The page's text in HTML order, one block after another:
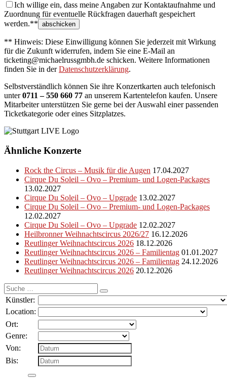
Ich willige ein, dass meine Angaben zur Kontaktaufnahme und
Zuordnung für eventuelle Rückfragen dauerhaft gespeichert
werden.**
** Hinweis: Diese Einwilligung können Sie jederzeit mit Wirkung
für die Zukunft widerrufen, indem Sie eine E-Mail an
ticketing@michaelrussgmbh.de schicken. Weitere Informationen
finden Sie in derDatenschutzerklärung.
Selbstverständlich können Sie ihre Konzertkarten auch telefonisch
unter0711 – 550 660 77 an unserem Kartentelefon kaufen. Unsere
Mitarbeiter unterstützen Sie gerne bei der Auswahl einer passenden
Ticketkategorie oder eines Sitzplatzes.
Ähnliche Konzerte
Rock the Circus – Musik für die Augen 17.04.2027
Cirque Du Soleil – Ovo – Premium- und Logen-Packages
13.02.2027
Cirque Du Soleil – Ovo – Upgrade 13.02.2027
Cirque Du Soleil – Ovo – Premium- und Logen-Packages
12.02.2027
Cirque Du Soleil – Ovo – Upgrade 12.02.2027
Heilbronner Weihnachtscircus 2026/27 16.12.2026
Reutlinger Weihnachtscircus 2026 18.12.2026
Reutlinger Weihnachtscircus 2026 – Familientag 01.01.2027
Reutlinger Weihnachtscircus 2026 – Familientag 24.12.2026
Reutlinger Weihnachtscircus 2026 20.12.2026
Suche
nach:
Künstler:
Location:
Ort:
Genre:
Von:
Bis: